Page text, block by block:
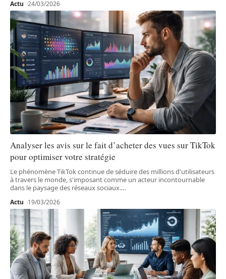
Actu 24/03/2026
Analyser les avis sur le fait d’acheter des vues sur TikTok
pour optimiser votre stratégie
Le phénomène TikTok continue de séduire des millions d'utilisateurs
à travers le monde, s'imposant comme un acteur incontournable
dans le paysage des réseaux sociaux.…
Actu 19/03/2026